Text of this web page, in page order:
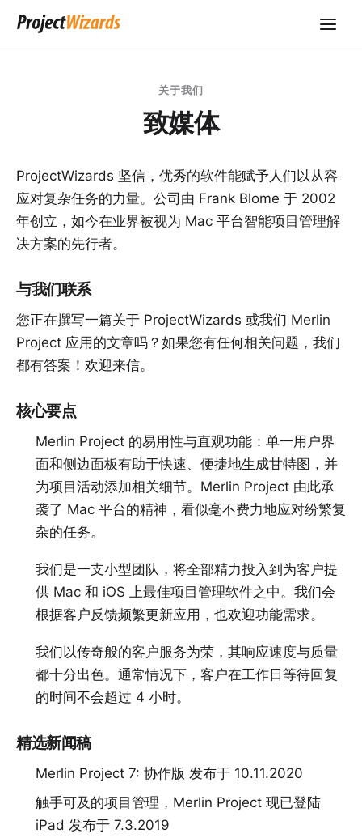
关于我们
致媒体
ProjectWizards 坚信，优秀的软件能赋予人们以从容
应对复杂任务的力量。公司由 Frank Blome 于 2002
年创立，如今在业界被视为 Mac 平台智能项目管理解
决方案的先行者。
与我们联系
您正在撰写一篇关于 ProjectWizards 或我们 Merlin
Project 应用的文章吗？如果您有任何相关问题，我们
都有答案！ 欢迎来信。
核心要点
Merlin Project 的易用性与直观功能：单一用户界
面和侧边面板有助于快速、便捷地生成甘特图，并
为项目活动添加相关细节。Merlin Project 由此承
袭了 Mac 平台的精神，看似毫不费力地应对纷繁复
杂的任务。
我们是一支小型团队，将全部精力投入到为客户提
供 Mac 和 iOS 上最佳项目管理软件之中。我们会
根据客户反馈频繁更新应用，也欢迎功能需求。
我们以传奇般的客户服务为荣，其响应速度与质量
都十分出色。通常情况下，客户在工作日等待回复
的时间不会超过 4 小时。
精选新闻稿
Merlin Project 7: 协作版 发布于 10.11.2020
触手可及的项目管理，Merlin Project 现已登陆
iPad 发布于 7.3.2019